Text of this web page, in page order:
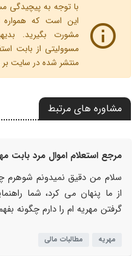
با توجه به پیچیدگی
این است که همواره
مشورت بگیرید.
مسوولیتی از بابت
منتشر شده در سایت
مشاوره های مرتبط
مرجع استعلام اموال مرد بابت
سلام من دقیق نمیدونم شوهرم
از ما پنهان می کرد، شما
گرفتن مهریه ام را دارم چگونه
مهریه مطالبات مالی